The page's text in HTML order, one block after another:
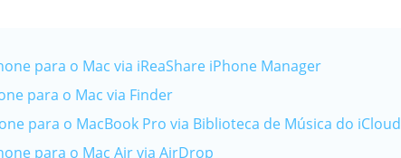
para o Mac via iReaShare iPhone Manager
para o Mac via Finder
para o MacBook Pro via Biblioteca de Música do iCloud
para o Mac Air via AirDrop